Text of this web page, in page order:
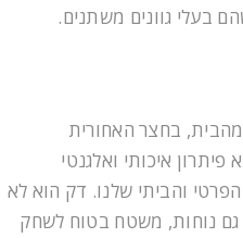
בעלי גוונים משתנים.
בחצר האחורית
איכותי ואלגנטי
והביתי שלנו. דק הוא לא
גם נוחות, משטח בטוח לשחק